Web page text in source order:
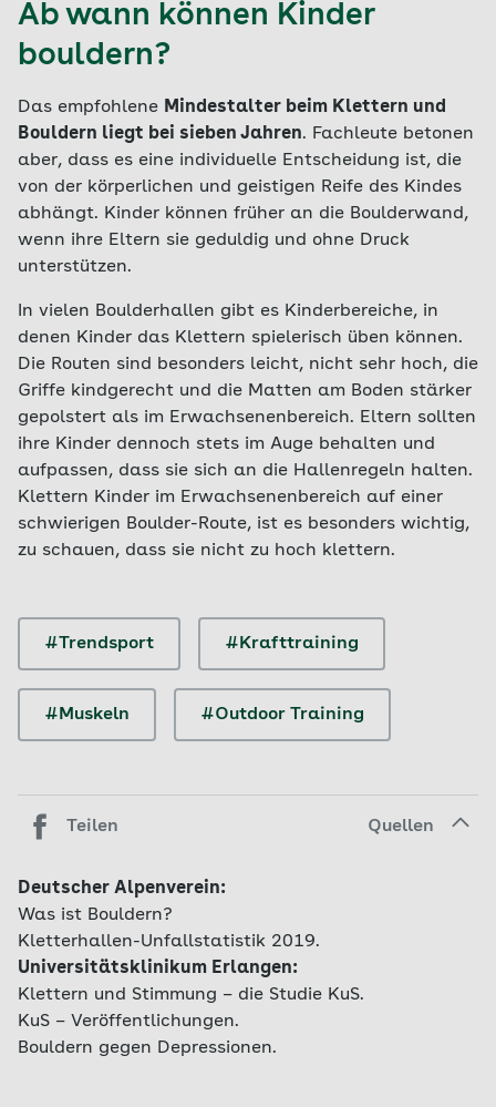
Ab wann können Kinder
bouldern?
Das empfohlene Mindestalter beim Klettern und
Bouldern liegt bei sieben Jahren. Fachleute betonen
aber, dass es eine individuelle Entscheidung ist, die
von der körperlichen und geistigen Reife des Kindes
abhängt. Kinder können früher an die Boulderwand,
wenn ihre Eltern sie geduldig und ohne Druck
unterstützen.
In vielen Boulderhallen gibt es Kinderbereiche, in
denen Kinder das Klettern spielerisch üben können.
Die Routen sind besonders leicht, nicht sehr hoch, die
Griffe kindgerecht und die Matten am Boden stärker
gepolstert als im Erwachsenenbereich. Eltern sollten
ihre Kinder dennoch stets im Auge behalten und
aufpassen, dass sie sich an die Hallenregeln halten.
Klettern Kinder im Erwachsenenbereich auf einer
schwierigen Boulder-Route, ist es besonders wichtig,
zu schauen, dass sie nicht zu hoch klettern.
#Trendsport #Krafttraining
#Muskeln #Outdoor Training
Teilen Quellen
Deutscher Alpenverein:
Was ist Bouldern?
Kletterhallen-Unfallstatistik 2019.
Universitätsklinikum Erlangen:
Klettern und Stimmung – die Studie KuS.
KuS – Veröffentlichungen.
Bouldern gegen Depressionen.